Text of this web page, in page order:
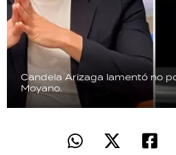
Candela Arizaga lamentó no
Moyano.